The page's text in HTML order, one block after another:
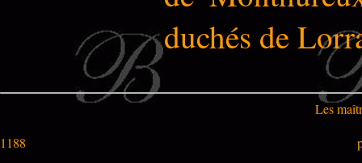
duchés de
Les
1188